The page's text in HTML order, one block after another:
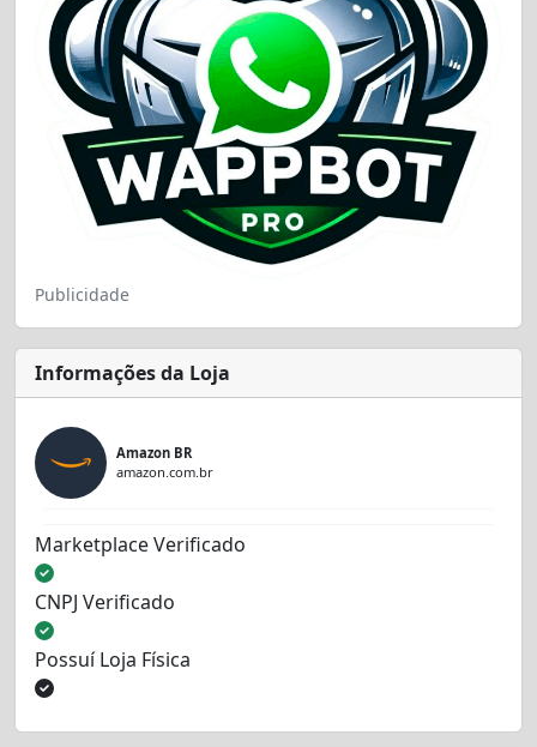
Publicidade
Informações da Loja
Amazon BR
amazon.com.br
Marketplace Verificado
CNPJ Verificado
Possuí Loja Física